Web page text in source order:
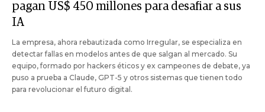
pagan US$ 450 millones para desafiar a sus
IA
La empresa, ahora rebautizada como Irregular, se especializa en
detectar fallas en modelos antes de que salgan al mercado. Su
equipo, formado por hackers éticos y ex campeones de debate, ya
puso a prueba a Claude, GPT-5 y otros sistemas que tienen todo
para revolucionar el futuro digital.